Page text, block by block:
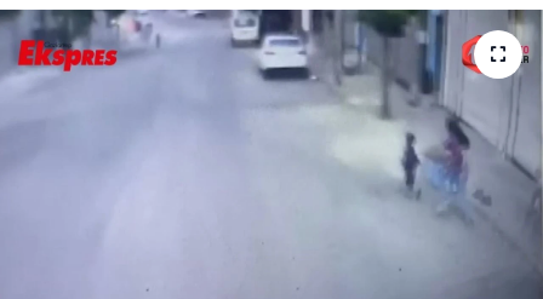
Kültür Sanat
Magazin